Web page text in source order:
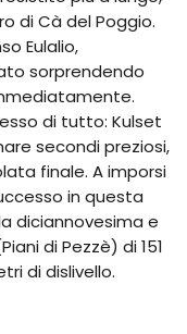
di Cà del Poggio.
Eulalio,
sorprendendo
di tutto: Kulset
secondi preziosi,
finale. A imporsi
in questa
diciannovesima e
di Pezzè) di 151
di dislivello.